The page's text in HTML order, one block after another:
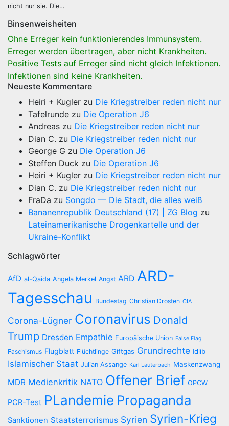
nicht nur sie. Die…
Binsenweisheiten
Ohne Erreger kein funktionierendes Immunsystem.
Erreger werden übertragen, aber nicht Krankheiten.
Positive Tests auf Erreger sind nicht gleich Infektionen.
Infektionen sind keine Krankheiten.
Neueste Kommentare
Heiri + Kugler zu Die Kriegstreiber reden nicht nur
Tafelrunde zu Die Operation J6
Andreas zu Die Kriegstreiber reden nicht nur
Dian C. zu Die Kriegstreiber reden nicht nur
George G zu Die Operation J6
Steffen Duck zu Die Operation J6
Heiri + Kugler zu Die Kriegstreiber reden nicht nur
Dian C. zu Die Kriegstreiber reden nicht nur
FraDa zu Songdo — Die Stadt, die alles weiß
Bananenrepublik Deutschland (17) | ZG Blog zu
Lateinamerikanische Drogenkartelle und der
Ukraine-Konflikt
Schlagwörter
AfD al-Qaida Angela Merkel Angst ARD ARD-
Tagesschau Bundestag Christian Drosten CIA
Corona-Lügner Coronavirus Donald
Trump Dresden Empathie Europäische Union False Flag
Faschismus Flugblatt Flüchtlinge Giftgas Grundrechte Idlib
Islamischer Staat Julian Assange Karl Lauterbach Maskenzwang
MDR Medienkritik NATO Offener Brief OPCW
PCR-Test PLandemie Propaganda
Sanktionen Staatsterrorismus Syrien Syrien-Krieg